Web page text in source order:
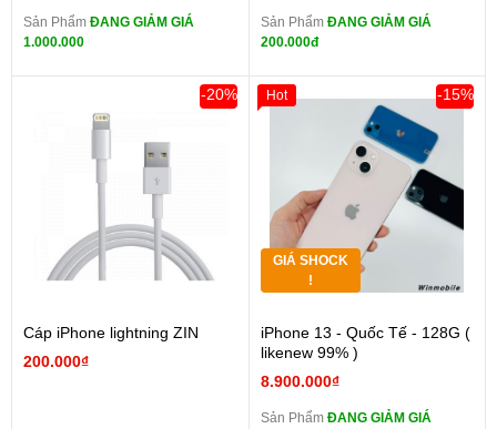
Sản Phẩm ĐANG GIẢM GIÁ
1.000.000
Sản Phẩm ĐANG GIẢM GIÁ
200.000đ
Cáp iPhone lightning ZIN
200.000₫
-20%
GIÁ SHOCK
!
iPhone 13 - Quốc Tế - 128G (
likenew 99% )
8.900.000₫
-15%
Sản Phẩm ĐANG GIẢM GIÁ
Hot